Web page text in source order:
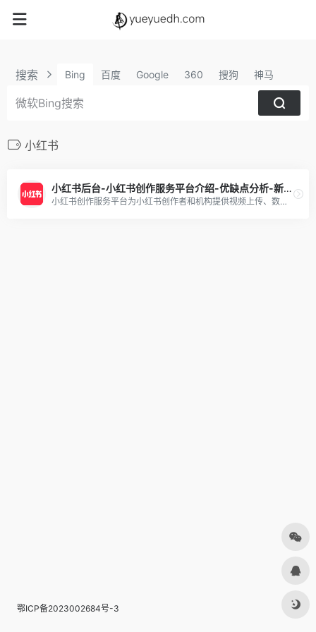
搜索 Bing 百度 Google 360 搜狗 神马
小红书
小红书后台-小红书创作服务平台介绍-优缺点分析-新手攻略
小红书创作服务平台为小红书创作者和机构提供视频上传、数据分析、粉丝管理、创作指导等多项运营服务，助力用户解锁更多创作者专属功能，体验高效创作！
鄂ICP备2023002684号-3